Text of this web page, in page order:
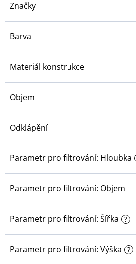
Značky
Barva
Materiál konstrukce
Objem
Odklápění
Parametr pro filtrování: Hloubka
Parametr pro filtrování: Objem
Parametr pro filtrování: Šířka ?
Parametr pro filtrování: Výška ?